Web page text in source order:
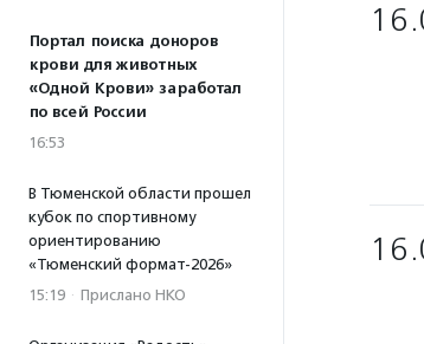
Портал поиска доноров
крови для животных
«Одной Крови» заработал
по всей России
16:53
В Тюменской области прошел
кубок по спортивному
ориентированию
«Тюменский формат-2026»
15:19 · Прислано НКО